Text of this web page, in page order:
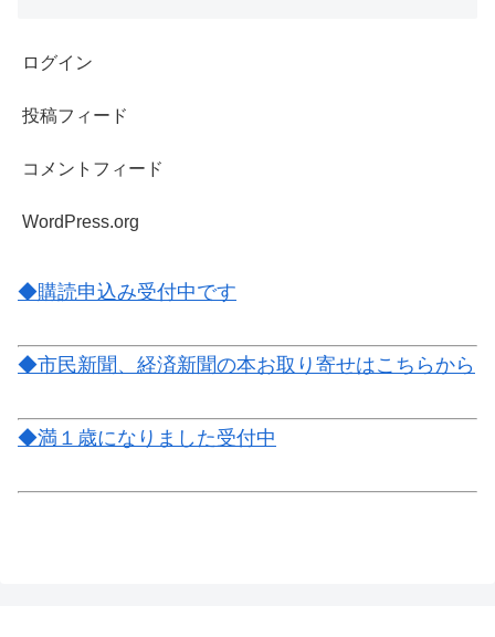
ログイン
投稿フィード
コメントフィード
WordPress.org
◆購読申込み受付中です
◆市民新聞、経済新聞の本お取り寄せはこちらから
◆満１歳になりました受付中